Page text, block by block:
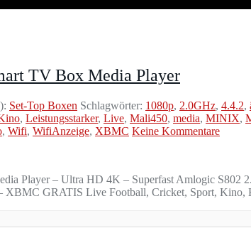
TV Box Media Player
Set-Top Boxen Schlagwörter: 1080p, 2.0GHz, 4.4.2,
, Leistungsstarker, Live, Mali450, media, MINIX,
, Wifi, WifiAnzeige, XBMC Keine Kommentare
Player – Ultra HD 4K – Superfast Amlogic S802
XBMC GRATIS Live Football, Cricket, Sport,